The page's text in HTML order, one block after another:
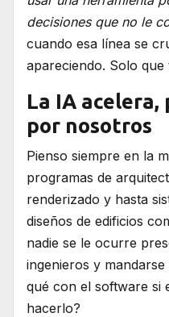
decisiones que no le
cuando esa línea se
apareciendo. Solo que
La IA acelera,
por nosotros
Pienso siempre en la
programas de
renderizado y hasta
diseños de edificios
nadie se le ocurre
ingenieros y
qué con el software si
hacerlo?